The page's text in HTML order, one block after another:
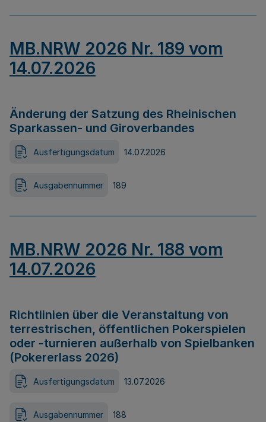
MB.NRW 2026 Nr. 189 vom
14.07.2026
Änderung der Satzung des Rheinischen
Sparkassen- und Giroverbandes
Ausfertigungsdatum 14.07.2026
Ausgabennummer 189
MB.NRW 2026 Nr. 188 vom
14.07.2026
Richtlinien über die Veranstaltung von
terrestrischen, öffentlichen Pokerspielen
oder -turnieren außerhalb von Spielbanken
(Pokererlass 2026)
Ausfertigungsdatum 13.07.2026
Ausgabennummer 188